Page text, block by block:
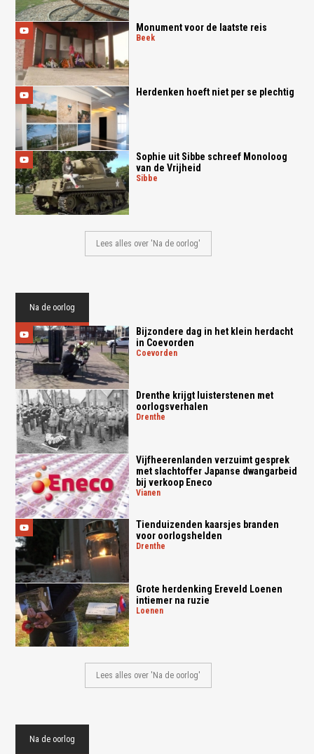
Monument voor de laatste reis
beek
Herdenken hoeft niet per se plechtig
Sophie uit Sibbe schreef Monoloog
van de Vrijheid
sibbe
Lees alles over 'Na de oorlog'
Na de oorlog
Bijzondere dag in het klein herdacht
in Coevorden
coevorden
Drenthe krijgt luisterstenen met
oorlogsverhalen
drenthe
Vijfheerenlanden verzuimt gesprek
met slachtoffer Japanse dwangarbeid
bij verkoop Eneco
vianen
Tienduizenden kaarsjes branden
voor oorlogshelden
drenthe
Grote herdenking Ereveld Loenen
intiemer na ruzie
loenen
Lees alles over 'Na de oorlog'
Na de oorlog